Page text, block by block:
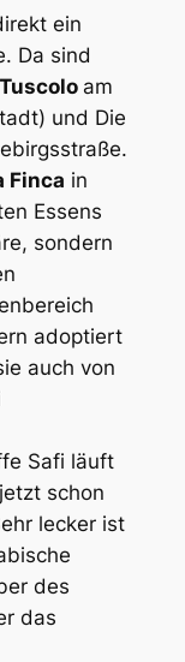
ein
Da sind
Tuscolo am
und Die
Finca in
Essens
sondern
adoptiert
auch von
Safi läuft
schon
lecker ist
des
das